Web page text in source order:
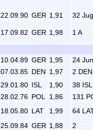
22.09.90 GER 1,91 32
17.09.82 GER 1,98 1 A
10.04.89 GER 1,95
24
07.03.85 DEN 1,97
2 DEN
29.01.80 ISL 1,90
38 ISL
28.02.76 POL 1,86
131
18.05.80 LAT 1,99
64
25.09.84 GER 1,88
2